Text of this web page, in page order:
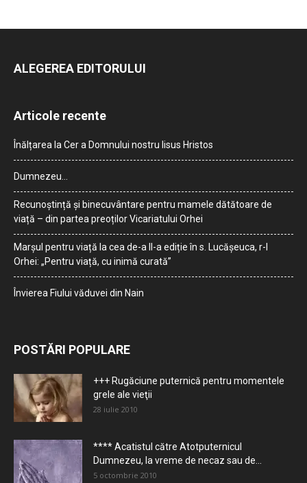
ALEGEREA EDITORULUI
Articole recente
Înălțarea la Cer a Domnului nostru Iisus Hristos
Dumnezeu…
Recunoștință și binecuvântare pentru mamele dătătoare de
viață – din partea preoților Vicariatului Orhei
Marșul pentru viață la cea de-a II-a ediție în s. Lucășeuca, r-l
Orhei: „Pentru viață, cu inimă curată”
Învierea Fiului văduvei din Nain
POSTĂRI POPULARE
+++ Rugăciune puternică pentru momentele
grele ale vieţii
28 iulie 2010
**** Acatistul către Atotputernicul
Dumnezeu, la vreme de necaz sau de...
5 octombrie 2010